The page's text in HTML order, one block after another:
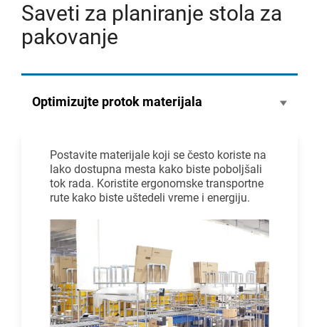
Saveti za planiranje stola za
pakovanje
Optimizujte protok materijala
Postavite materijale koji se često koriste na
lako dostupna mesta kako biste poboljšali
tok rada. Koristite ergonomske transportne
rute kako biste uštedeli vreme i energiju.